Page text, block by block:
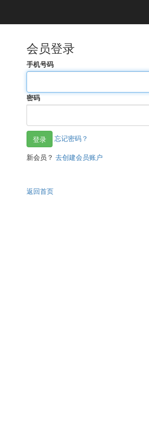
会员登录
手机号码
密码
忘记密码？
新会员？ 去创建会员账户
返回首页